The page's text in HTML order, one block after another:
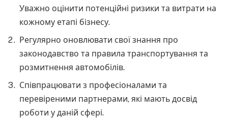
Уважно оцінити потенційні ризики та витрати на
кожному етапі бізнесу.
Регулярно оновлювати свої знання про
законодавство та правила транспортування та
розмитнення автомобілів.
Співпрацювати з професіоналами та
перевіреними партнерами, які мають досвід
роботи у даній сфері.